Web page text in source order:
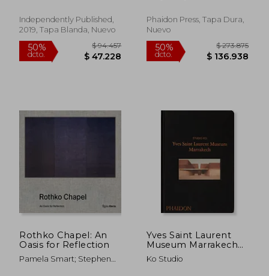
50%
dcto.
Independently Published,
2019, Tapa Blanda, Nuevo
Phaidon Press, Tapa Dura,
Nuevo
Rothko Chapel: An
Oasis for Reflection
Pamela Smart; Stephen
Yves Saint Laurent
Museum Marrakech
(Architecture) (en
Inglés)
Ko Studio